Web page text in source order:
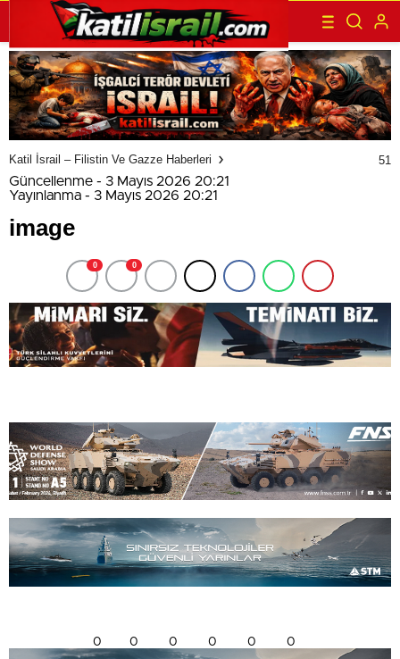
Katil İsrail – Filistin Ve Gazze Haberleri 51
Güncellenme - 3 Mayıs 2026 20:21
Yayınlanma - 3 Mayıs 2026 20:21
image
0 0
0 0 0 0 0 0